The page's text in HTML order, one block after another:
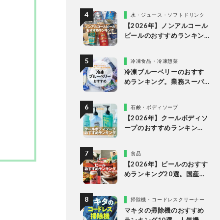
比較水・ジュース・ソフトドリンク
【2026年】ノンアルコール
ビールのおすすめランキン
冷凍食品・冷凍惣菜
冷凍ブルーベリーのおすす
めランキング。業務スーパ
石鹸・ボディソープ
【2026年】クールボディソ
ープのおすすめランキン
食品
【2026年】ビールのおすす
めランキング20選。国産の
掃除機・コードレスクリーナー
マキタの掃除機のおすすめ